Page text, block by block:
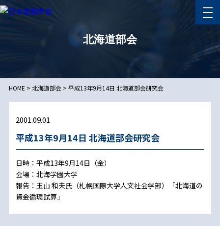
北海道部会
HOME > 北海道部会> 平成13年9月14日 北海道部会研究会
2001.09.01
平成13年9月14日 北海道部会研究会
日時：平成13年9月14日（金）
会場：北海学園大学
報告：玉山 和夫氏（札幌国際大学人文社会学部）「北海道の
資金循環試算」